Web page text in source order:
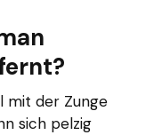
mit der Zunge
sich pelzig